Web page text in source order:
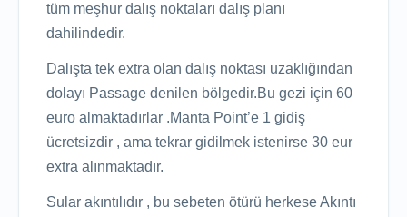
tüm meşhur dalış noktaları dalış planı
dahilindedir.
Dalışta tek extra olan dalış noktası uzaklığından
dolayı Passage denilen bölgedir.Bu gezi için 60
euro almaktadırlar .Manta Point’e 1 gidiş
ücretsizdir , ama tekrar gidilmek istenirse 30 eur
extra alınmaktadır.
Sular akıntılıdır , bu sebeten ötürü herkese Akıntı